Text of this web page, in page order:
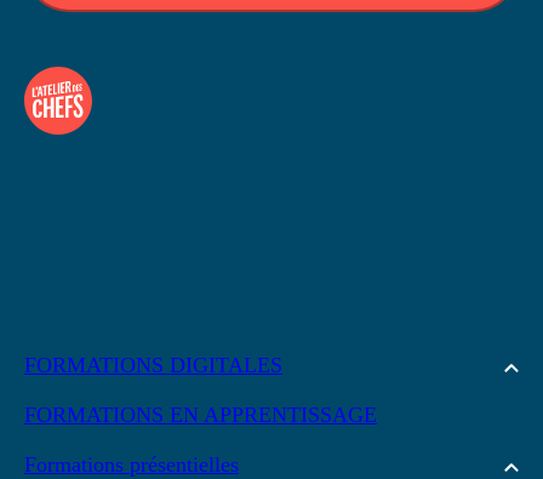
FORMATIONS DIGITALES
FORMATIONS EN APPRENTISSAGE
Formations présentielles